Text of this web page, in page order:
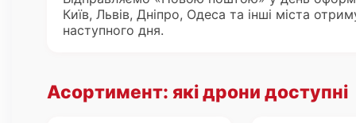
Київ, Львів, Дніпро, Одеса та інші міста
наступного дня.
Асортимент: які дрони доступні